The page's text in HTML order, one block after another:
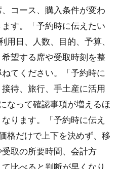
コース、購入条件が変わ
す。「予約時に伝えたい
用日、人数、目的、予算、
望する席や受取時刻を整
てください。「予約時に
待、旅行、手土産に活用
なって確認事項が増えるほ
ります。「予約時に伝え
格だけで上下を決めず、移
取の所要時間、会計方
比べると判断が早くなり